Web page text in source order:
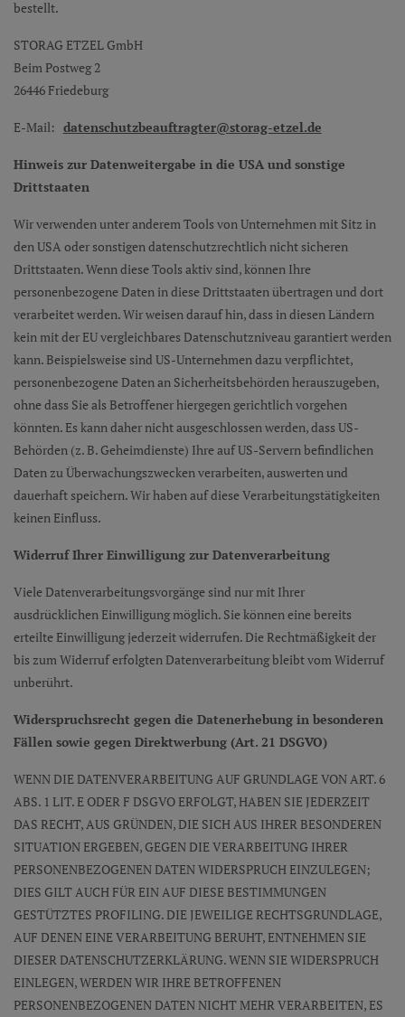
bestellt.
STORAG ETZEL GmbH
Beim Postweg 2
26446 Friedeburg
E-Mail: datenschutzbeauftragter@storag-etzel.de
Hinweis zur Datenweitergabe in die USA und sonstige
Drittstaaten
Wir verwenden unter anderem Tools von Unternehmen mit Sitz in
den USA oder sonstigen datenschutzrechtlich nicht sicheren
Drittstaaten. Wenn diese Tools aktiv sind, können Ihre
personenbezogene Daten in diese Drittstaaten übertragen und dort
verarbeitet werden. Wir weisen darauf hin, dass in diesen Ländern
kein mit der EU vergleichbares Datenschutzniveau garantiert werden
kann. Beispielsweise sind US-Unternehmen dazu verpflichtet,
personenbezogene Daten an Sicherheitsbehörden herauszugeben,
ohne dass Sie als Betroffener hiergegen gerichtlich vorgehen
könnten. Es kann daher nicht ausgeschlossen werden, dass US-
Behörden (z. B. Geheimdienste) Ihre auf US-Servern befindlichen
Daten zu Überwachungszwecken verarbeiten, auswerten und
dauerhaft speichern. Wir haben auf diese Verarbeitungstätigkeiten
keinen Einfluss.
Widerruf Ihrer Einwilligung zur Datenverarbeitung
Viele Datenverarbeitungsvorgänge sind nur mit Ihrer
ausdrücklichen Einwilligung möglich. Sie können eine bereits
erteilte Einwilligung jederzeit widerrufen. Die Rechtmäßigkeit der
bis zum Widerruf erfolgten Datenverarbeitung bleibt vom Widerruf
unberührt.
Widerspruchsrecht gegen die Datenerhebung in besonderen
Fällen sowie gegen Direktwerbung (Art. 21 DSGVO)
WENN DIE DATENVERARBEITUNG AUF GRUNDLAGE VON ART. 6
ABS. 1 LIT. E ODER F DSGVO ERFOLGT, HABEN SIE JEDERZEIT
DAS RECHT, AUS GRÜNDEN, DIE SICH AUS IHRER BESONDEREN
SITUATION ERGEBEN, GEGEN DIE VERARBEITUNG IHRER
PERSONENBEZOGENEN DATEN WIDERSPRUCH EINZULEGEN;
DIES GILT AUCH FÜR EIN AUF DIESE BESTIMMUNGEN
GESTÜTZTES PROFILING. DIE JEWEILIGE RECHTSGRUNDLAGE,
AUF DENEN EINE VERARBEITUNG BERUHT, ENTNEHMEN SIE
DIESER DATENSCHUTZERKLÄRUNG. WENN SIE WIDERSPRUCH
EINLEGEN, WERDEN WIR IHRE BETROFFENEN
PERSONENBEZOGENEN DATEN NICHT MEHR VERARBEITEN, ES